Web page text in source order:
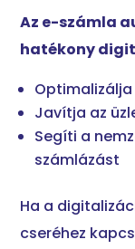
Az e-számla
hatékony
Javítja az
Segíti a
számlázást
Ha a
cseréhez